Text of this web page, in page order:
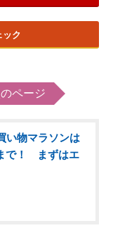
ック
ページ
い物マラソンは
で！ まずはエ